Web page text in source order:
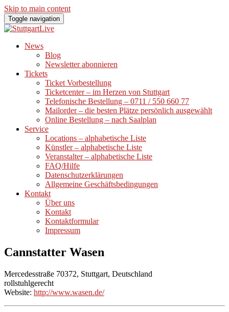
Skip to main content
Toggle navigation
News
Blog
Newsletter abonnieren
Tickets
Ticket Vorbestellung
Ticketcenter – im Herzen von Stuttgart
Telefonische Bestellung – 0711 / 550 660 77
Mailorder – die besten Plätze persönlich ausgewählt
Online Bestellung – nach Saalplan
Service
Locations – alphabetische Liste
Künstler – alphabetische Liste
Veranstalter – alphabetische Liste
FAQ/Hilfe
Datenschutzerklärungen
Allgemeine Geschäftsbedingungen
Kontakt
Über uns
Kontakt
Kontaktformular
Impressum
Cannstatter Wasen
Mercedesstraße 70372, Stuttgart, Deutschland
rollstuhlgerecht
Website: http://www.wasen.de/